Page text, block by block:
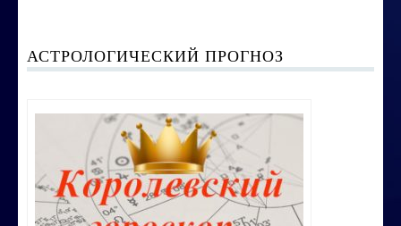
Психоэнергетическая гимнастика
Этика семейных взаимоотношений
Вибрационные коды на здоровье
Ваша жизненная миссия
АСТРОЛОГИЧЕСКИЙ ПРОГНОЗ